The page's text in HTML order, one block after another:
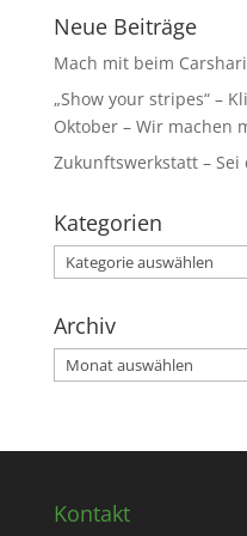
Neue Beiträge
Mach mit beim
„Show your stripes“ –
Oktober – Wir machen
Zukunftswerkstatt – Sei
Kategorien
Kategorien
Archiv
Archiv
Kontakt